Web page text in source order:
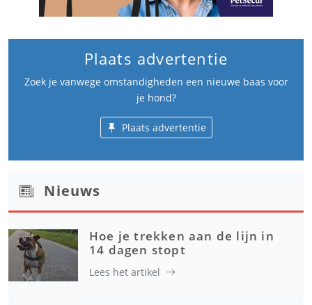
Plaats advertentie
Zoek je vanwege omstandigheden een nieuwe baas voor
je hond?
Plaats advertentie
Nieuws
Hoe je trekken aan de lijn in
14 dagen stopt
Lees het artikel